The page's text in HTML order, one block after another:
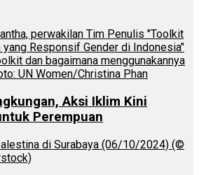
Aksi Iklim Kini
Perempuan